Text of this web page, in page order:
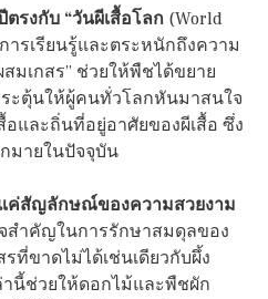
รงกับ “วันผีเสื้อโลก (World
ารเรียนรู้และตระหนักถึงความ
มเกสร” ช่วยให้พืชได้ขยาย
ะตุ้นให้ผู้คนทั่วโลกหันมาสนใจ
อและถิ่นที่อยู่อาศัยของผีเสื้อ ซึ่ง
มายในปัจจุบัน
ค่สัญลักษณ์ของความสวยงาม
สำคัญในการรักษาสมดุลของ
ที่ขาดไม่ได้เช่นเดียวกับผึ้ง
านี้ช่วยให้ดอกไม้และพืชผัก